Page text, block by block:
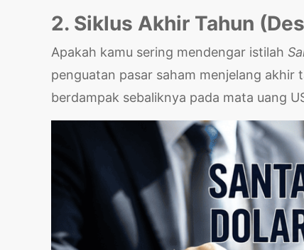
2. Siklus Akhir Tahun
Apakah kamu sering mendengar istilah
penguatan pasar saham menjelang akhir
berdampak sebaliknya pada mata uang